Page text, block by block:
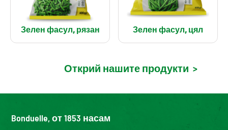
Зелен фасул, рязан Зелен фасул, цял
Открий нашите продукти >
Bonduelle, от 1853 насам